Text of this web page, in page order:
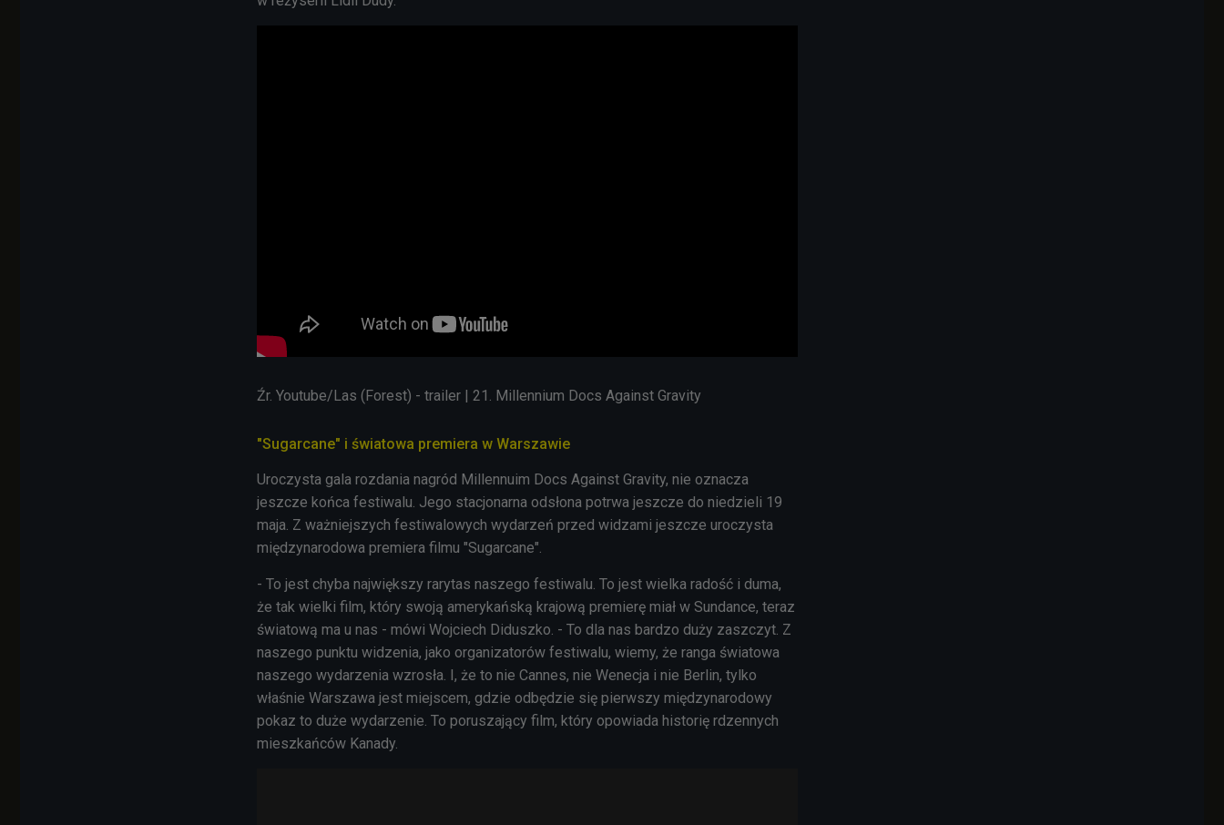
Źr. Youtube/Las (Forest) - trailer | 21. Millennium Docs Against Gravity
"Sugarcane" i światowa premiera w Warszawie
Uroczysta gala rozdania nagród Millennuim Docs Against Gravity, nie oznacza
jeszcze końca festiwalu. Jego stacjonarna odsłona potrwa jeszcze do niedzieli 19
maja. Z ważniejszych festiwalowych wydarzeń przed widzami jeszcze uroczysta
międzynarodowa premiera filmu "Sugarcane".
- To jest chyba największy rarytas naszego festiwalu. To jest wielka radość i duma,
że tak wielki film, który swoją amerykańską krajową premierę miał w Sundance, teraz
światową ma u nas - mówi Wojciech Diduszko. - To dla nas bardzo duży zaszczyt. Z
naszego punktu widzenia, jako organizatorów festiwalu, wiemy, że ranga światowa
naszego wydarzenia wzrosła. I, że to nie Cannes, nie Wenecja i nie Berlin, tylko
właśnie Warszawa jest miejscem, gdzie odbędzie się pierwszy międzynarodowy
pokaz to duże wydarzenie. To poruszający film, który opowiada historię rdzennych
mieszkańców Kanady.